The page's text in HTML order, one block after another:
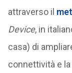
attraverso il
Device, in
casa) di
connettività e